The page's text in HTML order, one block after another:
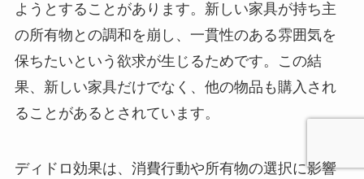
ようとすることがあります。新しい家具が持ち主
の所有物との調和を崩し、一貫性のある雰囲気を
保ちたいという欲求が生じるためです。この結
果、新しい家具だけでなく、他の物品も購入され
ることがあるとされています。
ディドロ効果は、消費行動や所有物の選択に影響